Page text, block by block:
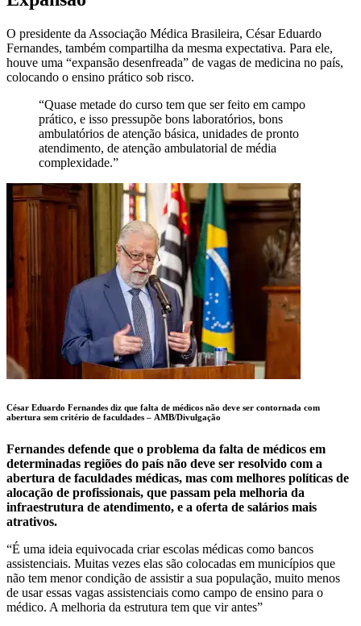
O presidente da Associação Médica Brasileira, César Eduardo
Fernandes, também compartilha da mesma expectativa. Para ele,
houve uma “expansão desenfreada” de vagas de medicina no país,
colocando o ensino prático sob risco.
“Quase metade do curso tem que ser feito em campo
prático, e isso pressupõe bons laboratórios, bons
ambulatórios de atenção básica, unidades de pronto
atendimento, de atenção ambulatorial de média
complexidade.”
César Eduardo Fernandes diz que falta de médicos não deve ser contornada com
abertura sem critério de faculdades – AMB/Divulgação
Fernandes defende que o problema da falta de médicos em
determinadas regiões do país não deve ser resolvido com a
abertura de faculdades médicas, mas com melhores políticas de
alocação de profissionais, que passam pela melhoria da
infraestrutura de atendimento, e a oferta de salários mais
atrativos.
“É uma ideia equivocada criar escolas médicas como bancos
assistenciais. Muitas vezes elas são colocadas em municípios que
não tem menor condição de assistir a sua população, muito menos
de usar essas vagas assistenciais como campo de ensino para o
médico. A melhoria da estrutura tem que vir antes”